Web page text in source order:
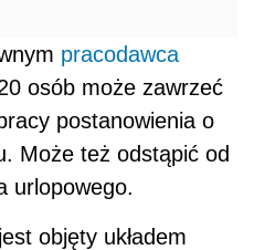
pracodawca
osób może zawrzeć
postanowienia o
Może też odstąpić od
urlopowego.
objęty układem